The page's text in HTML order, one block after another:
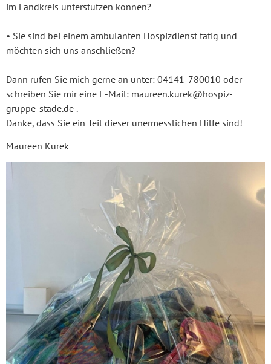
im Landkreis unterstützen können?
• Sie sind bei einem ambulanten Hospizdienst tätig und
möchten sich uns anschließen?
Dann rufen Sie mich gerne an unter: 04141-780010 oder
schreiben Sie mir eine E-Mail: maureen.kurek@hospiz-
gruppe-stade.de .
Danke, dass Sie ein Teil dieser unermesslichen Hilfe sind!
Maureen Kurek